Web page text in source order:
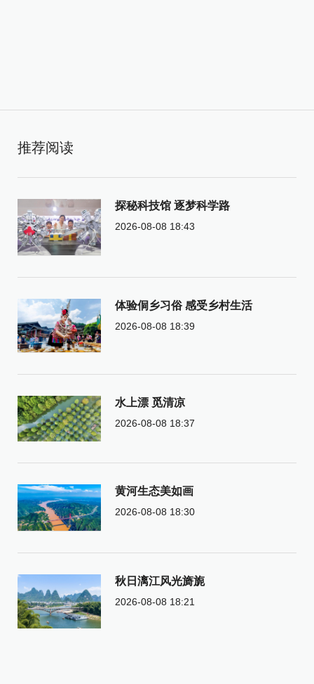
推荐阅读
探秘科技馆 逐梦科学路
2026-08-08 18:43
体验侗乡习俗 感受乡村生活
2026-08-08 18:39
水上漂 觅清凉
2026-08-08 18:37
黄河生态美如画
2026-08-08 18:30
秋日漓江风光旖旎
2026-08-08 18:21